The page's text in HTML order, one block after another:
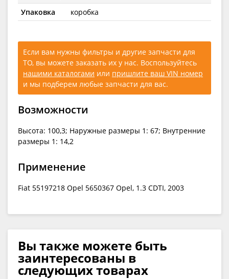
Упаковка
коробка
Если вам нужны фильтры и другие запчасти для
ТО, вы можете заказать их у нас. Воспользуйтесь
нашими каталогами или пришлите ваш VIN номер
и мы подберем любые запчасти для вас.
Возможности
Высота: 100,3; Наружные размеры 1: 67; Внутренние
размеры 1: 14,2
Применение
Fiat 55197218 Opel 5650367 Opel, 1.3 CDTI, 2003
Вы также можете быть
заинтересованы в
следующих товарах